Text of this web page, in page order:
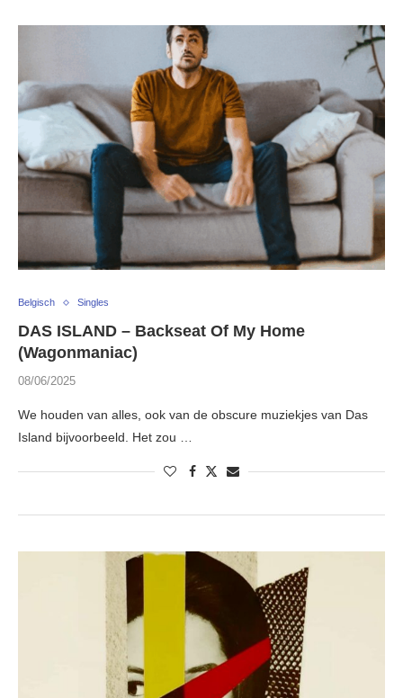
Belgisch Singles
DAS ISLAND – Backseat Of My Home
(Wagonmaniac)
08/06/2025
We houden van alles, ook van de obscure muziekjes van Das
Island bijvoorbeeld. Het zou …